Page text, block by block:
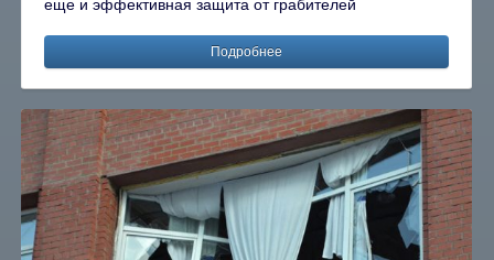
еще и эффективная защита от грабителей
Подробнее